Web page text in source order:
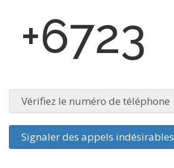
+6723
Vérifiez le numéro de téléphone
Signaler des appels indésirables